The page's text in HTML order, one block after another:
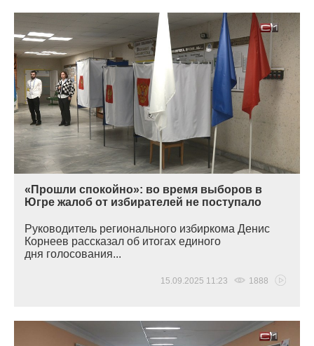
«Прошли спокойно»: во время выборов в
Югре жалоб от избирателей не поступало
Руководитель регионального избиркома Денис
Корнеев рассказал об итогах единого
дня голосования...
15.09.2025 11:23 1888